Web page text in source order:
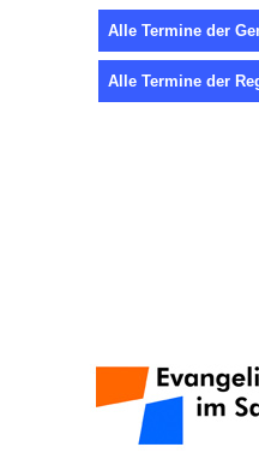
Alle Termine der
Alle Termine der